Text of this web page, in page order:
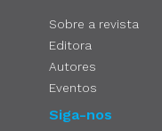
Sobre a revista
Editora
Autores
Eventos
Siga-nos